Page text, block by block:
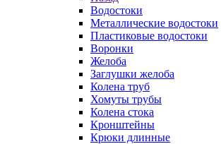
Водостоки
Металлические водостоки
Пластиковые водостоки
Воронки
Желоба
Заглушки желоба
Колена труб
Хомуты трубы
Колена стока
Кронштейны
Крюки длинные